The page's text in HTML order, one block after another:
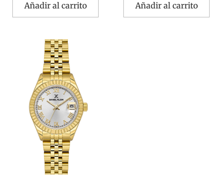
Añadir al carrito Añadir al carrito